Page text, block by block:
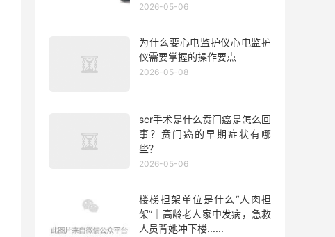
2026-05-06
为什么要心电监护仪心电监护
仪需要掌握的操作要点
2026-05-08
scr手术是什么贲门癌是怎么回
事？贲门癌的早期症状有哪
些？
2026-05-06
楼梯担架单位是什么“人肉担
架”｜高龄老人家中发病，急救
人员背她冲下楼......